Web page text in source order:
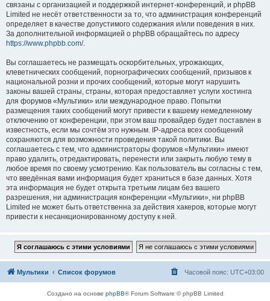
связаны с организацией и поддержкой интернет-конференций, и phpBB
Limited не несёт ответственности за то, что администрация конференций
определяет в качестве допустимого содержания и/или поведения в них.
За дополнительной информацией о phpBB обращайтесь по адресу
https://www.phpbb.com/.
Вы соглашаетесь не размещать оскорбительных, угрожающих,
клеветнических сообщений, порнографических сообщений, призывов к
национальной розни и прочих сообщений, которые могут нарушить
законы вашей страны, страны, которая предоставляет услуги хостинга
для форумов «Мультики» или международное право. Попытки
размещения таких сообщений могут привести к вашему немедленному
отключению от конференции, при этом ваш провайдер будет поставлен в
известность, если мы сочтём это нужным. IP-адреса всех сообщений
сохраняются для возможности проведения такой политики. Вы
соглашаетесь с тем, что администраторы форумов «Мультики» имеют
право удалить, отредактировать, перенести или закрыть любую тему в
любое время по своему усмотрению. Как пользователь вы согласны с тем,
что введённая вами информация будет храниться в базе данных. Хотя
эта информация не будет открыта третьим лицам без вашего
разрешения, ни администрация конференции «Мультики», ни phpBB
Limited не может быть ответственна за действия хакеров, которые могут
привести к несанкционированному доступу к ней.
Мультики Список форумов Часовой пояс: UTC+03:00
Создано на основе phpBB® Forum Software © phpBB Limited